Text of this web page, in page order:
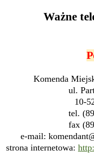
Ważne
Komenda
ul.
10-
tel.
fax
e-mail:
strona internetowa: